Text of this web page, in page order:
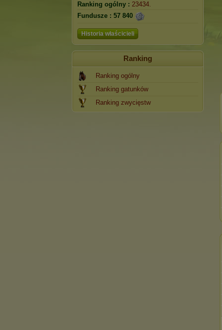
Ranking ogólny : 23434.
Fundusze : 57 840
Historia właścicieli
Ranking
Ranking ogólny
Ranking gatunków
Ranking zwycięstw